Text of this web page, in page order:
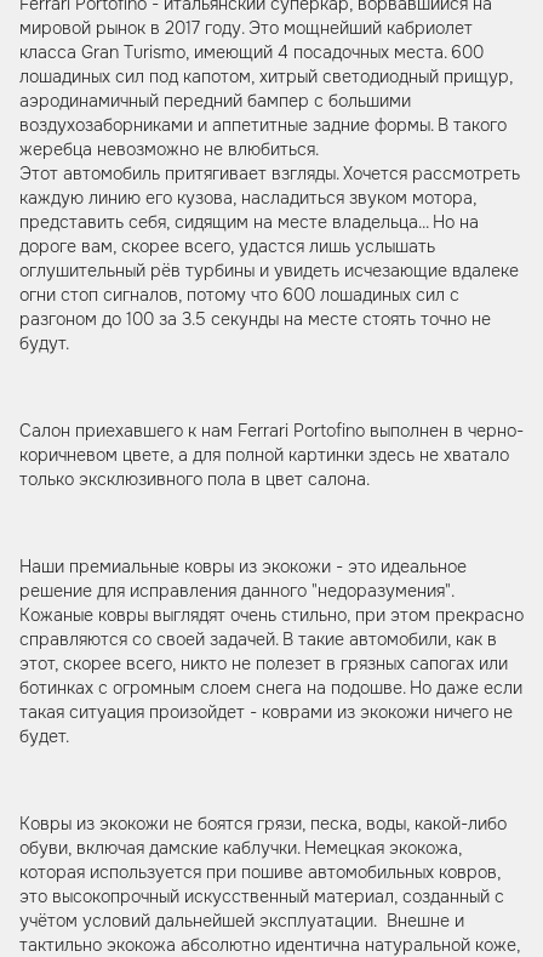
мировой рынок в 2017 году. Это мощнейший кабриолет
класса Gran Turismo, имеющий 4 посадочных места. 600
лошадиных сил под капотом, хитрый светодиодный прищур,
аэродинамичный передний бампер с большими
воздухозаборниками и аппетитные задние формы. В такого
жеребца невозможно не влюбиться.
Этот автомобиль притягивает взгляды. Хочется рассмотреть
каждую линию его кузова, насладиться звуком мотора,
представить себя, сидящим на месте владельца... Но на
дороге вам, скорее всего, удастся лишь услышать
оглушительный рёв турбины и увидеть исчезающие вдалеке
огни стоп сигналов, потому что 600 лошадиных сил с
разгоном до 100 за 3.5 секунды на месте стоять точно не
будут.
Салон приехавшего к нам Ferrari Portofino выполнен в черно-
коричневом цвете, а для полной картинки здесь не хватало
только эксклюзивного пола в цвет салона.
Наши премиальные ковры из экокожи - это идеальное
решение для исправления данного "недоразумения".
Кожаные ковры выглядят очень стильно, при этом прекрасно
справляются со своей задачей. В такие автомобили, как в
этот, скорее всего, никто не полезет в грязных сапогах или
ботинках с огромным слоем снега на подошве. Но даже если
такая ситуация произойдет - коврами из экокожи ничего не
будет.
Ковры из экокожи не боятся грязи, песка, воды, какой-либо
обуви, включая дамские каблучки. Немецкая экокожа,
которая используется при пошиве автомобильных ковров,
это высокопрочный искусственный материал, созданный с
учётом условий дальнейшей эксплуатации. Внешне и
тактильно экокожа абсолютно идентична натуральной коже,